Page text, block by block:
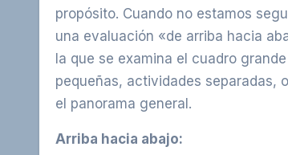
propósito. Cuando no estamos
una evaluación «de arriba hacia
la que se examina el cuadro
pequeñas, actividades separadas,
el panorama general.
Arriba hacia abajo: